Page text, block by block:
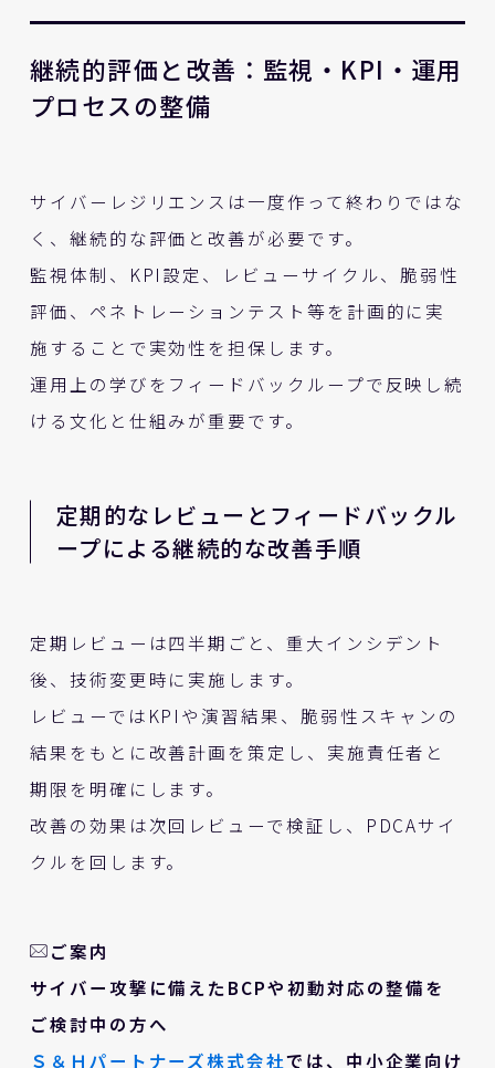
継続的評価と改善：監視・KPI・運用
プロセスの整備
サイバーレジリエンスは一度作って終わりではな
く、継続的な評価と改善が必要です。
監視体制、KPI設定、レビューサイクル、脆弱性
評価、ペネトレーションテスト等を計画的に実
施することで実効性を担保します。
運用上の学びをフィードバックループで反映し続
ける文化と仕組みが重要です。
定期的なレビューとフィードバックル
ープによる継続的な改善手順
定期レビューは四半期ごと、重大インシデント
後、技術変更時に実施します。
レビューではKPIや演習結果、脆弱性スキャンの
結果をもとに改善計画を策定し、実施責任者と
期限を明確にします。
改善の効果は次回レビューで検証し、PDCAサイ
クルを回します。
ご案内
サイバー攻撃に備えたBCPや初動対応の整備を
ご検討中の方へ
Ｓ＆Ｈパートナーズ株式会社では、中小企業向け